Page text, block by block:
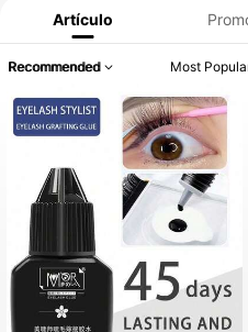
Artículo
Recommended Most